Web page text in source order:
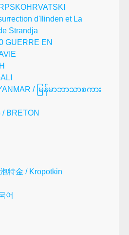
d'Ilinden et La
Strandja
GUERRE EN
/ မြန်မာဘာသာစကား
BRETON
特金 / Kropotkin
어